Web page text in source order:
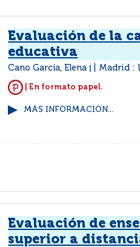
Evaluación de la
educativa
Cano García, Elena Madrid :
| En formato papel.
MÁS INFORMACIÓN...
Evaluación de
superior a